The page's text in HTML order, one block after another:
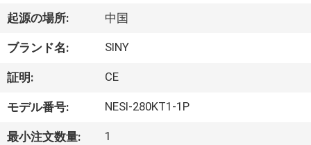
製
品
企
業
起源の場所: 中国
ブランド名: SINY
証明: CE
モデル番号: NESI-280KT1-1P
最小注文数量: 1